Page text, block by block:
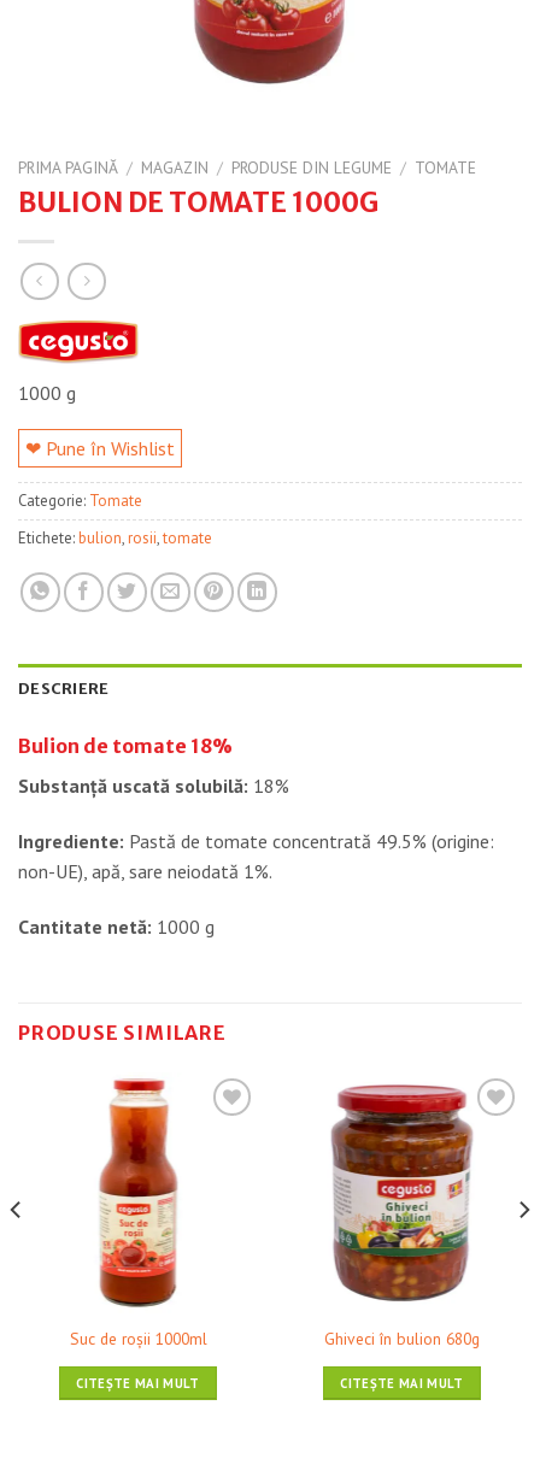
PRIMA PAGINĂ / MAGAZIN / PRODUSE DIN LEGUME / TOMATE
BULION DE TOMATE 1000G
1000 g
❤ Pune în Wishlist
Categorie: Tomate
Etichete:bulion,rosii,tomate
DESCRIERE
Bulion de tomate 18%
Substanță uscată solubilă: 18%
Ingrediente: Pastă de tomate concentrată 49.5% (origine:
non-UE), apă, sare neiodată 1%.
Cantitate netă: 1000 g
PRODUSE SIMILARE
❤ Pune în Wishlist
Suc de roșii 1000ml
CITEȘTE MAI MULT
❤ Pune în Wishlist
Ghiveci în bulion 680g
CITEȘTE MAI MULT